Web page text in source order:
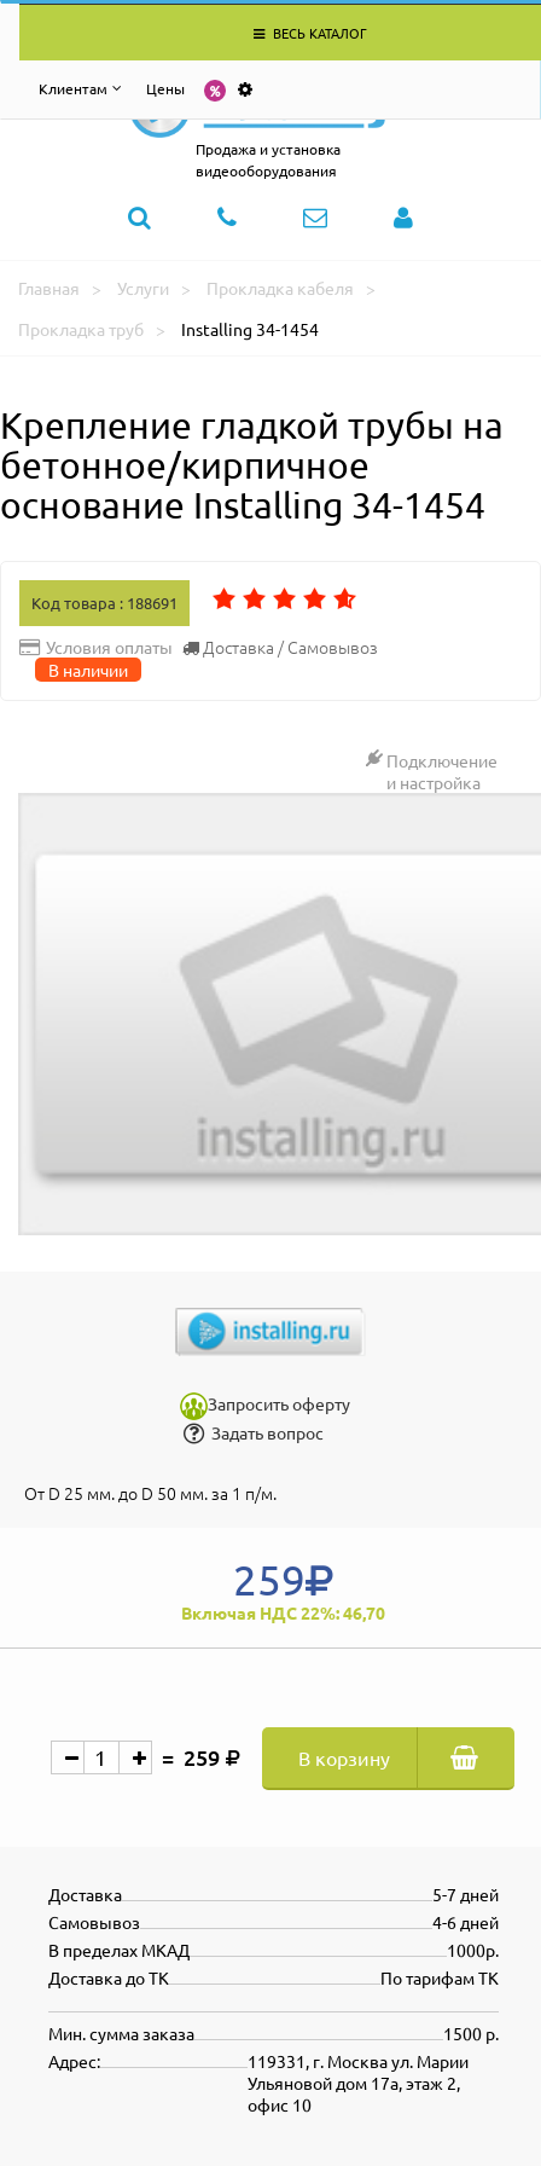
ВЕСЬ КАТАЛОГ
Клиентам Цены
Продажа и установка
видеооборудования
Главная Услуги
Прокладка кабеля
Прокладка труб
Installing 34-1454
Крепление гладкой трубы на
бетонное/кирпичное
основание Installing 34-1454
Код товара : 188691
Условия оплаты Доставка / Самовывоз
В наличии
Подключение
и настройка
Запросить оферту
Задать вопрос
От D 25 мм. до D 50 мм. за 1 п/м.
259
Включая НДС 22%: 46,70
259 В корзину
5-7 дней
Доставка
4-6 дней
Самовывоз
1000р.
В пределах МКАД
По тарифам ТК
Доставка до ТК
1500 р.
Мин. сумма заказа
119331, г. Москва ул. Марии
Ульяновой дом 17а, этаж 2,
офис 10
Адрес: